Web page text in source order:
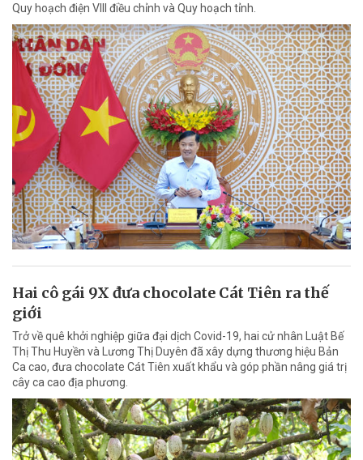
Quy hoạch điện VIII điều chỉnh và Quy hoạch tỉnh.
Hai cô gái 9X đưa chocolate Cát Tiên ra thế
giới
Trở về quê khởi nghiệp giữa đại dịch Covid-19, hai cử nhân Luật Bế
Thị Thu Huyền và Lương Thị Duyên đã xây dựng thương hiệu Bản
Ca cao, đưa chocolate Cát Tiên xuất khẩu và góp phần nâng giá trị
cây ca cao địa phương.